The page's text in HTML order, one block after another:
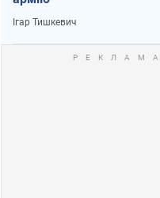
Ігар Тишкевич